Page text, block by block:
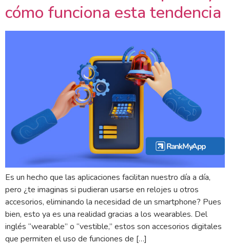
cómo funciona esta tendencia
Es un hecho que las aplicaciones facilitan nuestro día a día,
pero ¿te imaginas si pudieran usarse en relojes u otros
accesorios, eliminando la necesidad de un smartphone? Pues
bien, esto ya es una realidad gracias a los wearables. Del
inglés “wearable” o “vestible,” estos son accesorios digitales
que permiten el uso de funciones de […]